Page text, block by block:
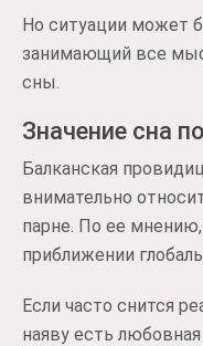
Но ситуации может
занимающий все
сны.
Значение сна
Балканская
внимательно
парне. По ее
приближении
Если часто снится
наяву есть